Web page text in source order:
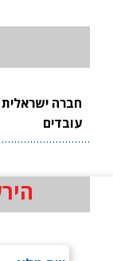
חברה
עובדים